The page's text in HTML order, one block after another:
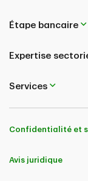
Étape bancaire
Expertise
Services
Confidentialité et
Avis juridique